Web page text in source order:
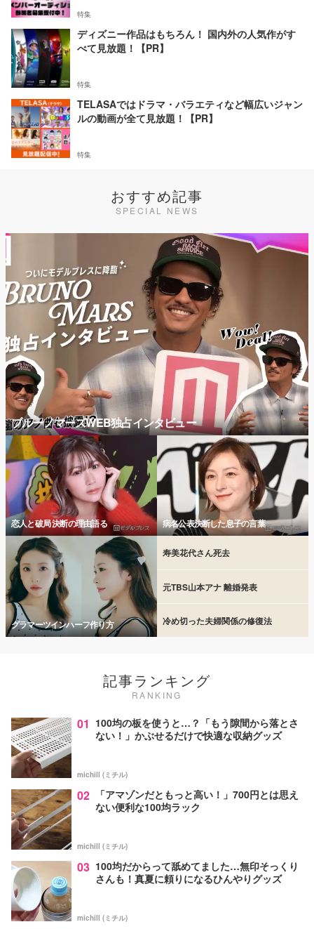
特集
ディズニー作品はもちろん！ 国内外の人気作がす
べて見放題！【PR】
特集
TELASAではドラマ・バラエティなど幅広いジャン
ルの動画が全て見放題！【PR】
特集
おすすめ記事
SPECIAL NEWS
ブルーノマーズWEB独占インタビュー
恋人と破局 決断の理由語る 病名公表決断した息子の言葉
グラマーツインハーフ作り方
寿美花代さん死去
元TBS山本アナ 離婚発表
冷め切った夫婦関係の修復法
記事ランキング
RANKING
01 100均の板を使うと…？「もう隙間から落とさ
ない！」かぶせるだけで快適な収納グッズ
michill (ミチル)
02
「アマゾンだともっと高い！」700円とは思え
ない便利な100均ラック
michill (ミチル)
03 100均だからって舐めてました…無印そっくり
さんも！真夏に頼りになるひんやりグッズ
michill (ミチル)